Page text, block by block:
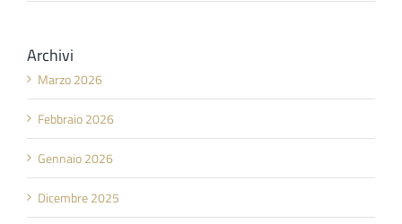
Archivi
Marzo 2026
Febbraio 2026
Gennaio 2026
Dicembre 2025